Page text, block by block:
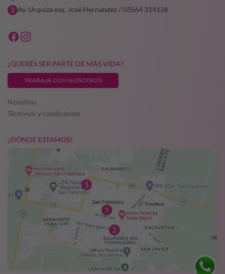
Av. Urquiza esq. José Hernández / 03564 314136
¿QUERÉS SER PARTE DE MÁS VIDA?
TRABAJA CON NOSOTROS
Nosotros
Términos y condiciones
¿DÓNDE ESTAMOS?